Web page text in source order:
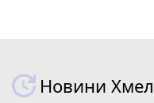
Новини